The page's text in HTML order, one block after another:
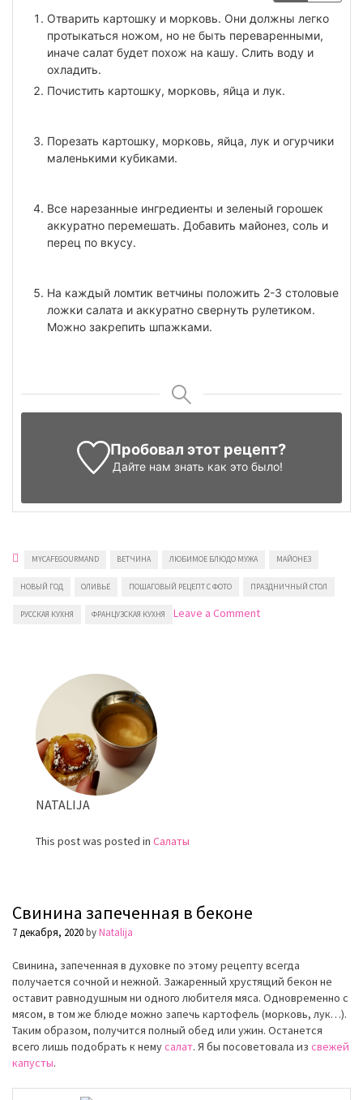
Отварить картошку и морковь. Они должны легко
протыкаться ножом, но не быть переваренными,
иначе салат будет похож на кашу. Слить воду и
охладить.
Почистить картошку, морковь, яйца и лук.
Порезать картошку, морковь, яйца, лук и огурчики
маленькими кубиками.
Все нарезанные ингредиенты и зеленый горошек
аккуратно перемешать. Добавить майонез, соль и
перец по вкусу.
На каждый ломтик ветчины положить 2-3 столовые
ложки салата и аккуратно свернуть рулетиком.
Можно закрепить шпажками.
Пробовал этот рецепт?
Дайте нам знать как это было!
MYCAFEGOURMAND ВЕТЧИНА ЛЮБИМОЕ БЛЮДО МУЖА МАЙОНЕЗ
НОВЫЙ ГОД ОЛИВЬЕ ПОШАГОВЫЙ РЕЦЕПТ С ФОТО ПРАЗДНИЧНЫЙ СТОЛ
РУССКАЯ КУХНЯ ФРАНЦУЗСКАЯ КУХНЯ Leave a Commenton
NATALIJA
This post was posted in Салаты
Свинина запеченная в беконе
7 декабря, 2020byNatalija
Свинина, запеченная в духовке по этому рецепту всегда
получается сочной и нежной. Зажаренный хрустящий бекон не
оставит равнодушным ни одного любителя мяса. Одновременно с
мясом, в том же блюде можно запечь картофель (морковь, лук…).
Таким образом, получится полный обед или ужин. Останется
всего лишь подобрать к немусалат. Я бы посоветовала из свежей
капусты.